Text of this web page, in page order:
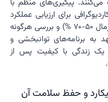
پیگیری‌های منظم با
برای ارزیابی عملکرد
به سمت مقادیر نرمال 50−70 %) و بررسی هرگونه
به برنامه‌های توانبخشی و
یک زندگی با کیفیت پس از
و حفظ سلامت آن